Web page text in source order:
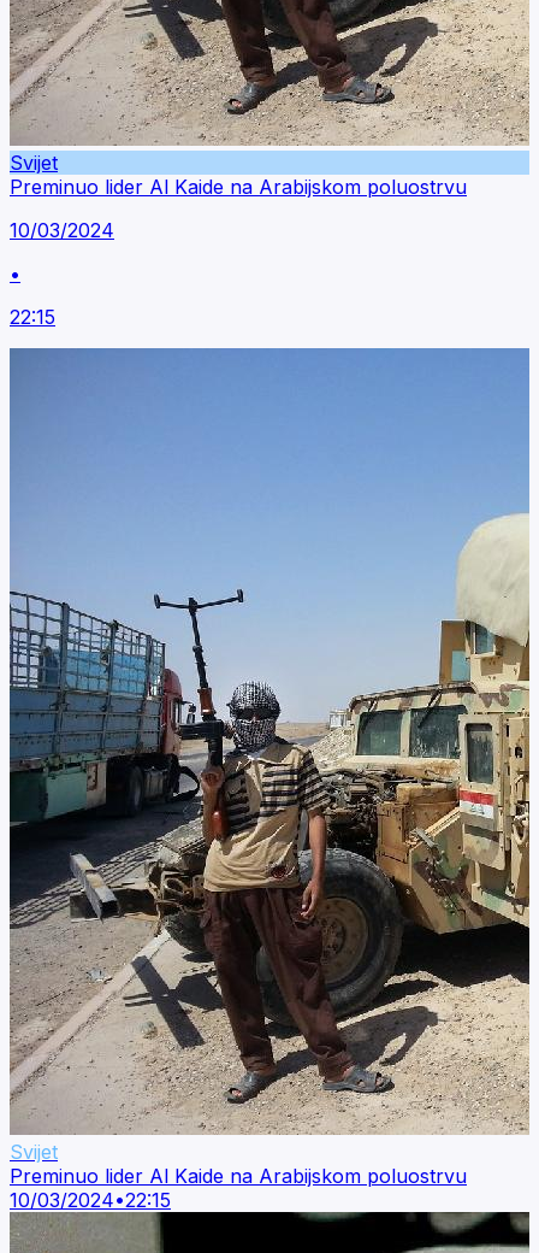
Svijet
Preminuo lider Al Kaide na Arabijskom poluostrvu
10/03/2024
•
22:15
Svijet
Preminuo lider Al Kaide na Arabijskom poluostrvu
10/03/2024•22:15